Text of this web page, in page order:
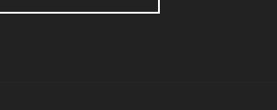
DE